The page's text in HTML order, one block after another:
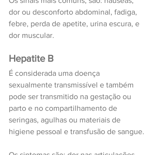
dor ou desconforto abdominal, fadiga,
febre, perda de apetite, urina escura, e
dor muscular.
Hepatite B
É considerada uma doença
sexualmente transmissível e também
pode ser transmitido na gestação ou
parto e no compartilhamento de
seringas, agulhas ou materiais de
higiene pessoal e transfusão de sangue.